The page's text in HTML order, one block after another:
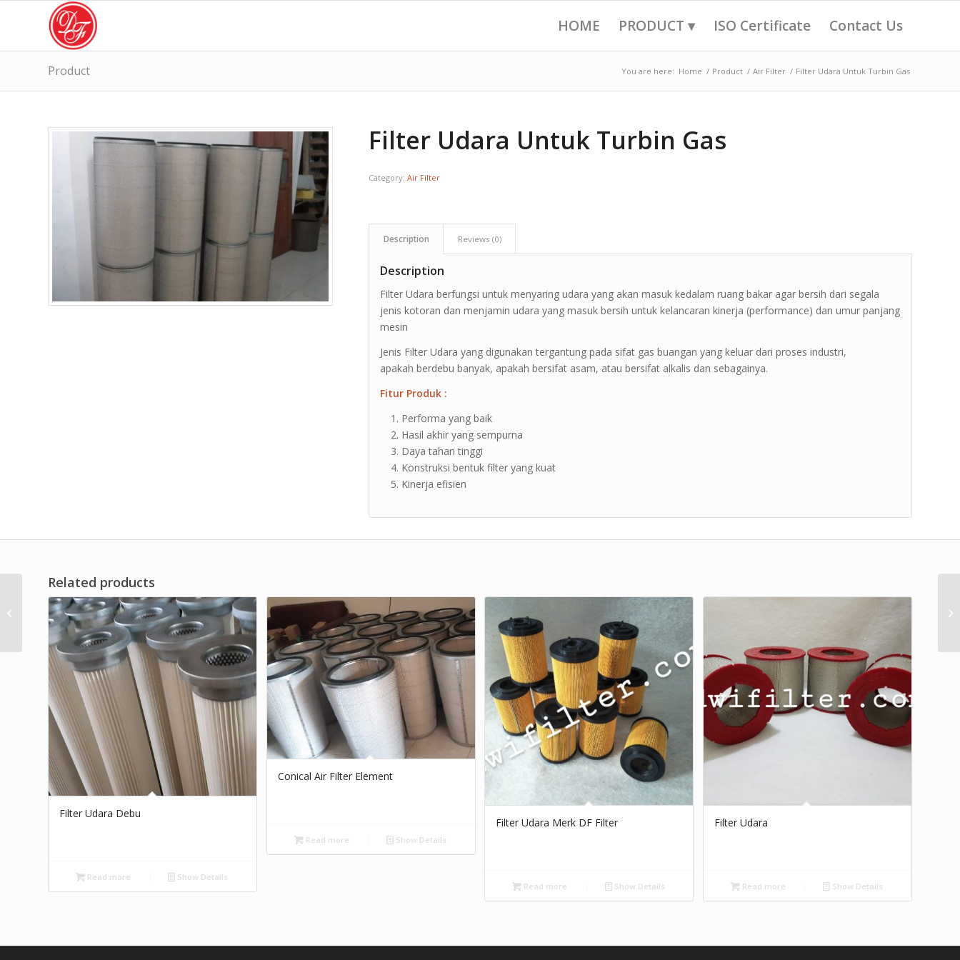
HOME PRODUCT ▾ ISO Certificate Contact Us
Product You are here: Home / Product / Air Filter / Filter Udara Untuk Turbin Gas
Filter Udara Untuk Turbin Gas
Category:Air Filter
Description Reviews (0)
Description
Filter Udara berfungsi untuk menyaring udara yang akan masuk kedalam ruang bakar agar bersih dari segala
jenis kotoran dan menjamin udara yang masuk bersih untuk kelancaran kinerja (performance) dan umur panjang
mesin
Jenis Filter Udara yang digunakan tergantung pada sifat gas buangan yang keluar dari proses industri,
apakah berdebu banyak, apakah bersifat asam, atau bersifat alkalis dan sebagainya.
Fitur Produk :
Performa yang baik
Hasil akhir yang sempurna
Daya tahan tinggi
Konstruksi bentuk filter yang kuat
Kinerja efisien
Related products
Filter Udara Debu
Read more Show Details
Conical Air Filter Element
Read more Show Details
Filter Udara Merk DF Filter
Read more Show Details
Filter Udara
Read more Show Details
Air Filter Brand DF Filter